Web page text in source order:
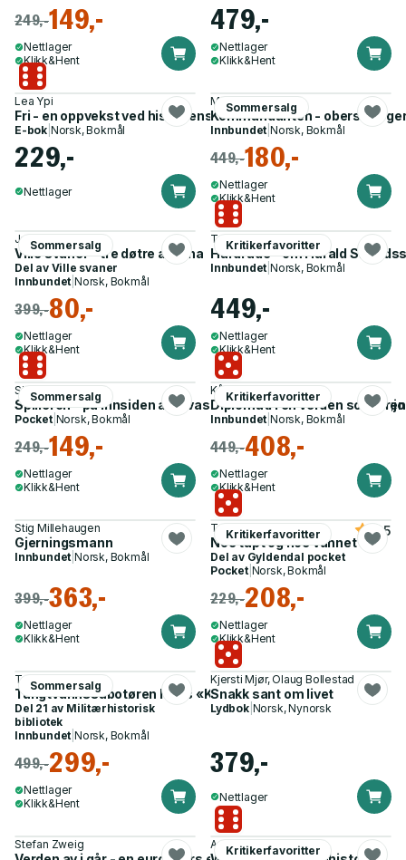
249,-149,-
Nettlager
Klikk&Hent
479,-
Nettlager
Klikk&Hent
Lea Ypi
Fri - en oppvekst ved historiens ende
E-bok Norsk, Bokmål
229,-
Nettlager
Sommersalg
Morten Svinndal
Kommandanten - oberst
Innbundet |Norsk, Bokmål
449,-180,-
Nettlager
Klikk&Hent
Sommersalg
Jung Chang
Ville svaner - tre døtre av Kina
Del av Ville svaner
Innbundet |Norsk, Bokmål
399,-80,-
Nettlager
Klikk&Hent
Kritikerfavoritter
Tore Skeie
Hardråde - om Harald
Innbundet |Norsk, Bokmål
449,-
Nettlager
Klikk&Hent
Sommersalg
Simon Shuster
Spilleren - på innsiden av invasjonen som rystet verden og
Pocket| Norsk, Bokmål
249,-149,-
Nettlager
Klikk&Hent
Kritikerfavoritter
Kåre Reidar Aas
Diplomati i en verden som
Innbundet |Norsk, Bokmål
449,-408,-
Nettlager
Klikk&Hent
Stig Millehaugen
Gjerningsmann
Innbundet |Norsk, Bokmål
399,-363,-
Nettlager
Klikk&Hent
Kritikerfavoritter
Tara Westover
Noe tapt og noe vunnet
4.5
Del av Gyldendal pocket
Pocket| Norsk, Bokmål
229,-208,-
Nettlager
Klikk&Hent
Sommersalg
Tom Lium
Tungtvannssabotøren Hans «Kyllingen» Storhaug
Del 21 av Militærhistorisk
bibliotek
Innbundet |Norsk, Bokmål
499,-299,-
Nettlager
Klikk&Hent
Kjersti Mjør, Olaug Bollestad
Snakk sant om livet
Lydbok| Norsk, Nynorsk
379,-
Nettlager
Stefan Zweig Kritikerfavoritter
Anders Heger